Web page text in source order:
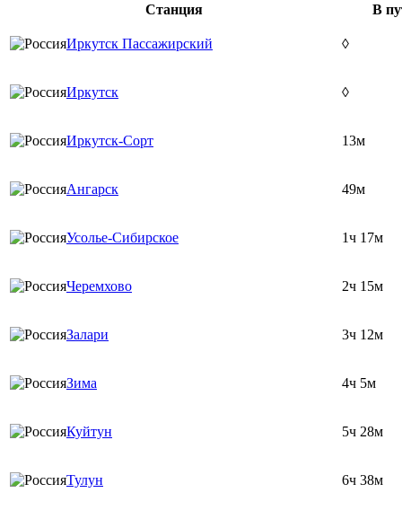
Станция В
Иркутск Пассажирский ◊
Иркутск ◊
Иркутск-Сорт 13м
Ангарск 49м
Усолье-Сибирское 1ч 17м
Черемхово 2ч 15м
Залари 3ч 12м
Зима 4ч 5м
Куйтун 5ч 28м
Тулун 6ч 38м